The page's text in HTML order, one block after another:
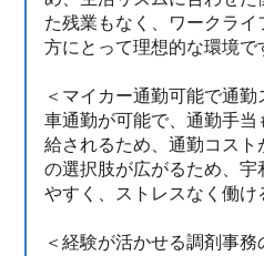
た残業もなく、ワークライ
方にとって理想的な環境で
＜マイカー通勤可能で通勤
車通勤が可能で、通勤手
給されるため、通勤コス
の選択肢が広がるため、
やすく、ストレスなく働け
＜経験が活かせる調剤事務